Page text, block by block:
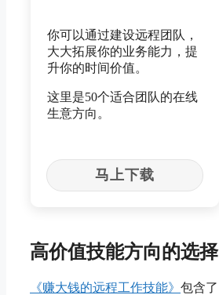
你可以通过建设远程团队，
大大拓展你的业务能力，提
升你的时间价值。
这里是50个适合团队的在线
生意方向。
马上下载
高价值技能方向的选择
《赚大钱的远程工作技能》 包含了